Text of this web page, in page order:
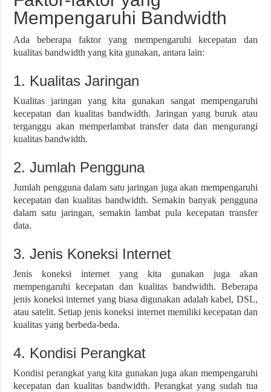
Mempengaruhi Bandwidth
Ada beberapa faktor yang mempengaruhi kecepatan dan
kualitas bandwidth yang kita gunakan, antara lain:
1. Kualitas Jaringan
Kualitas jaringan yang kita gunakan sangat mempengaruhi
kecepatan dan kualitas bandwidth. Jaringan yang buruk atau
terganggu akan memperlambat transfer data dan mengurangi
kualitas bandwidth.
2. Jumlah Pengguna
Jumlah pengguna dalam satu jaringan juga akan mempengaruhi
kecepatan dan kualitas bandwidth. Semakin banyak pengguna
dalam satu jaringan, semakin lambat pula kecepatan transfer
data.
3. Jenis Koneksi Internet
Jenis koneksi internet yang kita gunakan juga akan
mempengaruhi kecepatan dan kualitas bandwidth. Beberapa
jenis koneksi internet yang biasa digunakan adalah kabel, DSL,
atau satelit. Setiap jenis koneksi internet memiliki kecepatan dan
kualitas yang berbeda-beda.
4. Kondisi Perangkat
Kondisi perangkat yang kita gunakan juga akan mempengaruhi
kecepatan dan kualitas bandwidth. Perangkat yang sudah tua